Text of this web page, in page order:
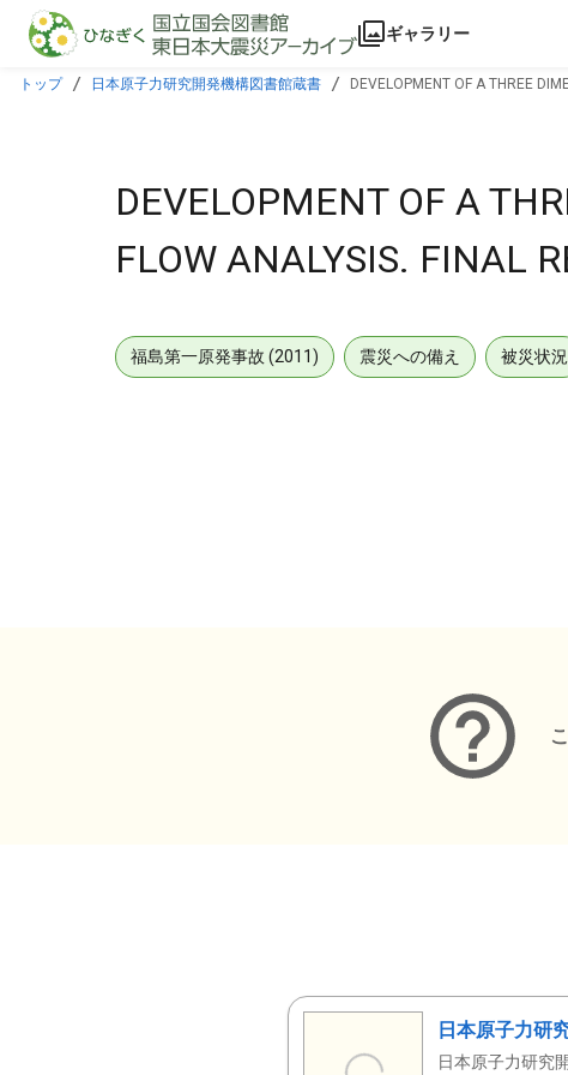
本文に飛ぶ
ギャラリー
トップ 日本原子力研究開発機構図書館蔵書 DEVELOPMENT OF A THREE
DEVELOPMENT OF A
FLOW ANALYSIS. FINAL
福島第一原発事故 (2011) 震災への備え 被災状況
日本原子力研
日本原子力研究